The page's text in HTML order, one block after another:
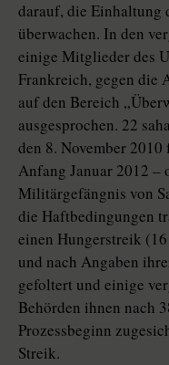
darauf, die Einhaltung
überwachen. In den
einige Mitglieder des
Frankreich, gegen die
auf den Bereich
ausgesprochen. 22
den 8. November 2010
Anfang Januar 2012
Militärgefängnis von
die Haftbedingungen
einen Hungerstreik
und nach Angaben
gefoltert und einige
Behörden ihnen nach
Prozessbeginn
Streik.